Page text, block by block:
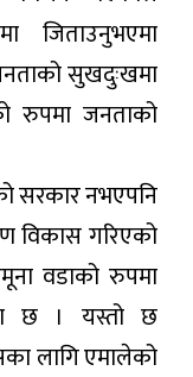
जिताउनुभएमा
जनताको सुखदुःखमा
रुपमा जनताको
सरकार नभएपनि
विकास गरिएको
वडाको रुपमा
छ । यस्तो छ
लागि एमालेको